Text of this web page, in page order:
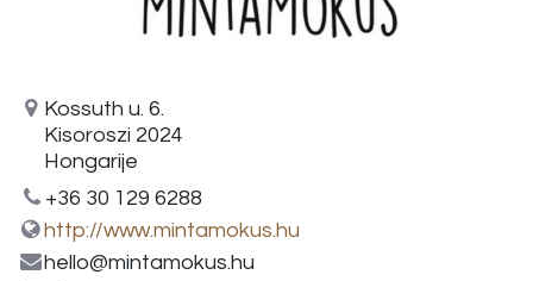
Kossuth u. 6.
Kisoroszi 2024
Hongarije
+36 30 129 6288
http://www.mintamokus.hu
hello@mintamokus.hu